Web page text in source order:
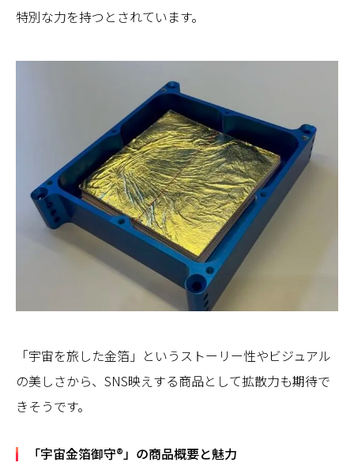
特別な力を持つとされています。
「宇宙を旅した金箔」というストーリー性やビジュアル
の美しさから、SNS映えする商品として拡散力も期待で
きそうです。
「宇宙金箔御守®」の商品概要と魅力